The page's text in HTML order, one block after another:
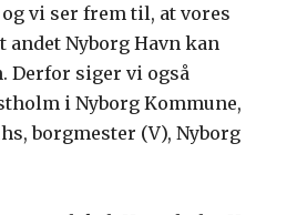
vi ser frem til, at vores
Nyborg Havn kan
Derfor siger vi også
i Nyborg Kommune,
borgmester (V), Nyborg